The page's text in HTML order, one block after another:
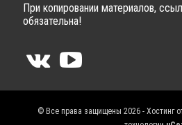
При копировании материалов,
обязательна!
© Все права защищены 2026 - Хостинг